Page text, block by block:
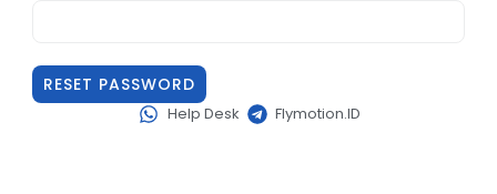
RESET PASSWORD
Help Desk Flymotion.ID